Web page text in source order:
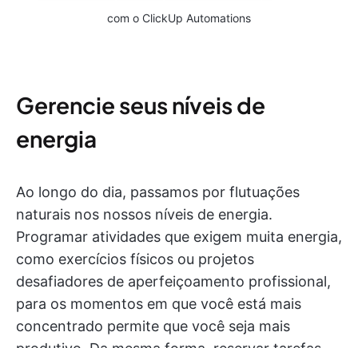
com o ClickUp Automations
Gerencie seus níveis de
energia
Ao longo do dia, passamos por flutuações
naturais nos nossos níveis de energia.
Programar atividades que exigem muita energia,
como exercícios físicos ou projetos
desafiadores de aperfeiçoamento profissional,
para os momentos em que você está mais
concentrado permite que você seja mais